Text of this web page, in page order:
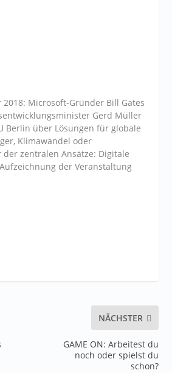
2018: Microsoft-Gründer Bill Gates
Gerd Müller
Berlin über Lösungen für globale
Klimawandel oder
der zentralen Ansätze: Digitale
der Veranstaltung
NÄCHSTER
GAME ON: Arbeitest du
noch oder spielst du
schon?